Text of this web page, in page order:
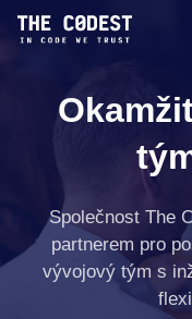
Společnost The
partnerem pro
vývojový tým s